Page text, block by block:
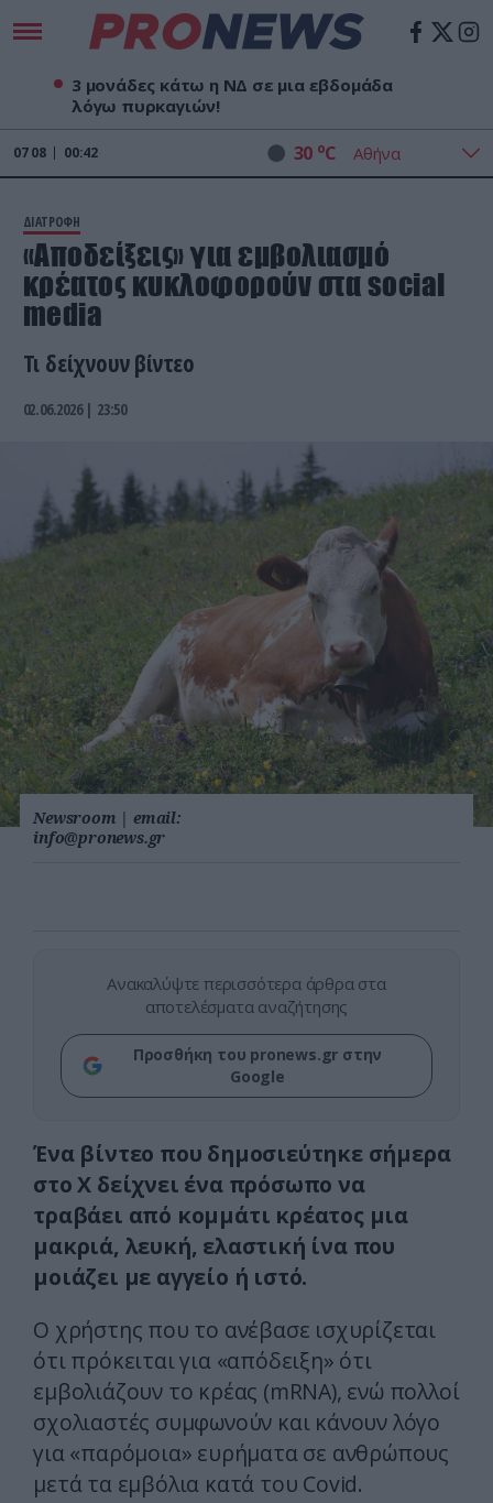
3 μονάδες κάτω η ΝΔ σε μια εβδομάδα
λόγω πυρκαγιών!
07 08 00:42 30 oC
ΔΙΑΤΡΟΦΗ
«Αποδείξεις» για εμβολιασμό
κρέατος κυκλοφορούν στα social
media
Τι δείχνουν βίντεο
02.06.2026 | 23:50
Newsroom | email:
info@pronews.gr
Ανακαλύψτε περισσότερα άρθρα στα
αποτελέσματα αναζήτησης
Προσθήκη του pronews.gr στην
Google
Ένα βίντεο που δημοσιεύτηκε σήμερα
στο X δείχνει ένα πρόσωπο να
τραβάει από κομμάτι κρέατος μια
μακριά, λευκή, ελαστική ίνα που
μοιάζει με αγγείο ή ιστό.
Ο χρήστης που το ανέβασε ισχυρίζεται
ότι πρόκειται για «απόδειξη» ότι
εμβολιάζουν το κρέας (mRNA), ενώ πολλοί
σχολιαστές συμφωνούν και κάνουν λόγο
για «παρόμοια» ευρήματα σε ανθρώπους
μετά τα εμβόλια κατά του Covid.